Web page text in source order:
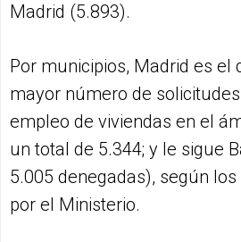
Madrid (5.893).
Por municipios, Madrid es el
mayor número de
empleo de viviendas en el
un total de 5.344; y le sigue
5.005 denegadas), según
por el Ministerio.